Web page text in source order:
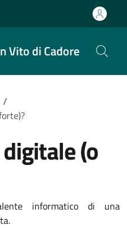
Vito di Cadore
/
(o
informatico di una